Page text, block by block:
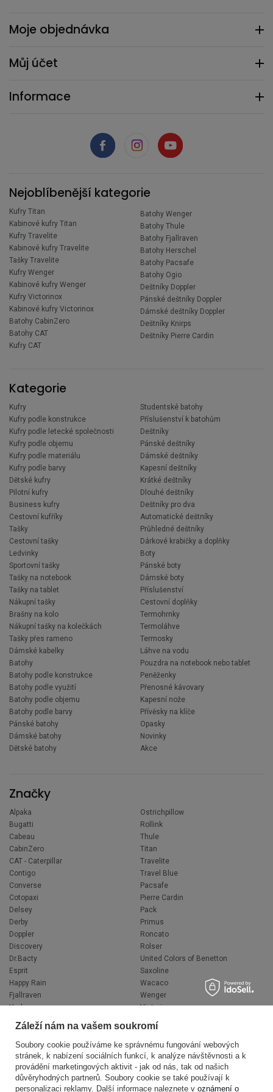
Moje objednávka
Můj účet
Informace
Nejoblíbenější kategorie
Kufry Titan
Kabinové kufry Titan
Kufry Travelite
Kabinové kufry Travelite
Tašky Travelite
Kufry Wenger
Kabinové kufry Wenger
Kufry Victorinox
Kabinové kufry Victorinox
Batohy CabinZero
Batohy CAT
Kufry CAT
Batohy Wenger
Batohy Thule
Batohy Fjallraven
Batohy Herschel
Batohy Pacsafe
Batohy Ogio
Deštníky Doppler
Pánské deštníky Doppler
Dámské deštníky Doppler
Deštníky Knirps
Deštníky Pierre Cardin
Kategorie
Kufry
Kufry podle konstrukce
Kufry podle letecké společnosti
Kufry podle objemu
Kufry podle materiálu
Kufry podle barvy
Dětské kufry
Pilotní kufry
Business kufry
Cestovní kufříky
Tašky
Cestovní tašky
Ledvinky
Sportovní tašky
Tašky na notebook
Tašky na tablet
Nákupní tašky
Brašny na kolo
Nákupní tašky na kolečkách
Tašky přes rameno
Dámské kabelky
Batohy
Batohy podle konstrukce
Batohy podle využití
Batohy podle objemu
Batohy podle barvy
Pánské batohy
Dámské batohy
Dětské batohy
Studentské batohy
Příslušenství k batohům
Deštníky
Pánské deštníky
Dámské deštníky
Kapesní deštníky
Krátké deštníky
Dlouhé deštníky
Deštníky pro dva
Automatické deštníky
Průhledné deštníky
Dárkové krabičky a doplňky
Boty
Pánské boty
Dámské boty
Příslušenství
Cestovní doplňky
Termohrnky
Termoláhve
Termosky
Láhve na vodu
Pouzdra na notebook nebo tablet
Peněženky
Přenosné kávovary
Kapesní nože
Přívěsky na klíče
Opasky
Novinky
Akce
Značky
Alpaka
Bugatti
Cabeau
CabinZero
CAT - Caterpillar
Contigo
Converse
Cotopaxi
Delsey
Derby
Doppler
Discovery
Dr.Bacty
Esprit
Happy Rain
Fjallraven
Hedgren
Jeep
Knirps
LEGO
National Geographic
Ogio
Ostrichpillow
Rollink
Thule
Titan
Travelite
Travel Blue
Pacsafe
Pierre Cardin
Pack
Primus
Roncato
Rolser
United Colors of Benetton
Saxoline
Wacaco
Wenger
Victorinox
XD Design
Zojirushi
Muitomas
FLYNKA
VANS
Záleží nám na vašem soukromí
Soubory cookie používáme ke správnému fungování webových
stránek, k nabízení sociálních funkcí, k analýze návštěvnosti a k
provádění marketingových aktivit - jak od nás, tak od našich
důvěryhodných partnerů. Soubory cookie se také používají k
personalizaci reklamy. Další informace naleznete v oznámení o